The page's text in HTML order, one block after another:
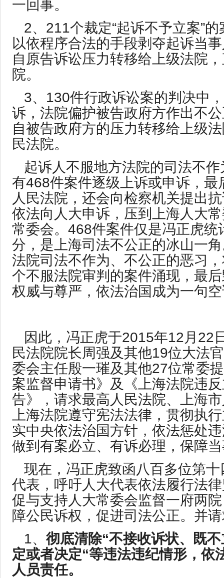
一回事。
2、211个裁定“起诉不予立案”
以依程序合法的手段剥夺起诉当
自原告诉讼压力转移给上级法院
院。
3、130件行政诉讼案的判决中
诉，法院偏护被告政府方作出不
自被告政府方的压力转移给上级
民法院。
起诉人不服地方法院的司法不
有468件案件逐级上诉或申诉，最
人民法院，还会向检察机关提出
依法向人大申诉，压到上海人大
常委会。468件案件仅是冯正虎统
分，是上海司法不公正的冰山一
法院司法不作为、不公正的恶习
个不服法院审判的案件涌现，最
权威与尊严，依法治国成为一句
因此，冯正虎于2015年12月22
民法院院长周强及其他19位大法
委会主任殷一璀及其他27位常委
案监督申请书》及《上海法院违
告》，请求最高人民法院、上海
上海法院遵守宪法法律，贯彻执
实中央依法治国方针，依法惩处
做到有案必立、有诉必理，保障
现在，冯正虎致函八百多位第
代表，呼吁人大代表依法履行法
促与支持人大常委会监督一府两
障公民诉权，促进司法公正。并
1、 彻底清除“不接收诉状、既
定或者决定“等违法违纪情形，依
人员责任。